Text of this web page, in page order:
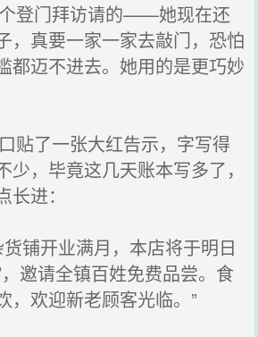
登门拜访请的——她现在还
，真要一家一家去敲门，恐怕
都迈不进去。她用的是更巧妙
贴了一张大红告示，字写得
少，毕竟这几天账本写多了，
进：
铺开业满月，本店将于明日
，邀请全镇百姓免费品尝。食
，欢迎新老顾客光临。”